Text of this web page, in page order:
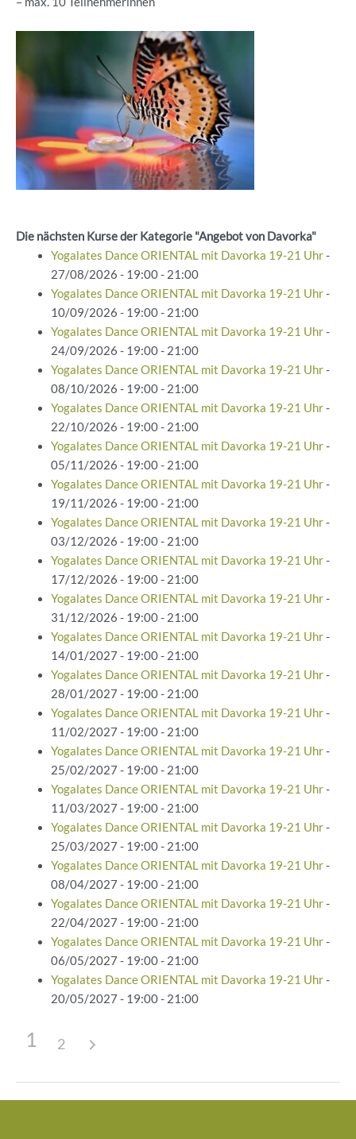
Die nächsten Kurse der Kategorie "Angebot von Davorka"
Yogalates Dance ORIENTAL mit Davorka 19-21 Uhr-
27/08/2026 - 19:00 - 21:00
Yogalates Dance ORIENTAL mit Davorka 19-21 Uhr-
10/09/2026 - 19:00 - 21:00
Yogalates Dance ORIENTAL mit Davorka 19-21 Uhr-
24/09/2026 - 19:00 - 21:00
Yogalates Dance ORIENTAL mit Davorka 19-21 Uhr-
08/10/2026 - 19:00 - 21:00
Yogalates Dance ORIENTAL mit Davorka 19-21 Uhr-
22/10/2026 - 19:00 - 21:00
Yogalates Dance ORIENTAL mit Davorka 19-21 Uhr-
05/11/2026 - 19:00 - 21:00
Yogalates Dance ORIENTAL mit Davorka 19-21 Uhr-
19/11/2026 - 19:00 - 21:00
Yogalates Dance ORIENTAL mit Davorka 19-21 Uhr-
03/12/2026 - 19:00 - 21:00
Yogalates Dance ORIENTAL mit Davorka 19-21 Uhr-
17/12/2026 - 19:00 - 21:00
Yogalates Dance ORIENTAL mit Davorka 19-21 Uhr-
31/12/2026 - 19:00 - 21:00
Yogalates Dance ORIENTAL mit Davorka 19-21 Uhr-
14/01/2027 - 19:00 - 21:00
Yogalates Dance ORIENTAL mit Davorka 19-21 Uhr-
28/01/2027 - 19:00 - 21:00
Yogalates Dance ORIENTAL mit Davorka 19-21 Uhr-
11/02/2027 - 19:00 - 21:00
Yogalates Dance ORIENTAL mit Davorka 19-21 Uhr-
25/02/2027 - 19:00 - 21:00
Yogalates Dance ORIENTAL mit Davorka 19-21 Uhr-
11/03/2027 - 19:00 - 21:00
Yogalates Dance ORIENTAL mit Davorka 19-21 Uhr-
25/03/2027 - 19:00 - 21:00
Yogalates Dance ORIENTAL mit Davorka 19-21 Uhr-
08/04/2027 - 19:00 - 21:00
Yogalates Dance ORIENTAL mit Davorka 19-21 Uhr-
22/04/2027 - 19:00 - 21:00
Yogalates Dance ORIENTAL mit Davorka 19-21 Uhr-
06/05/2027 - 19:00 - 21:00
Yogalates Dance ORIENTAL mit Davorka 19-21 Uhr-
20/05/2027 - 19:00 - 21:00
1 2